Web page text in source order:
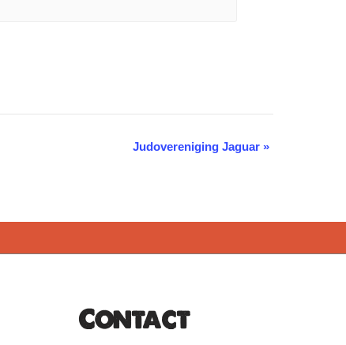
Judovereniging Jaguar »
Contact